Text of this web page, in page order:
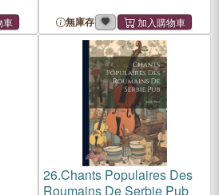
無庫存
26.Chants Populaires Des
Roumains De Serbie Pub